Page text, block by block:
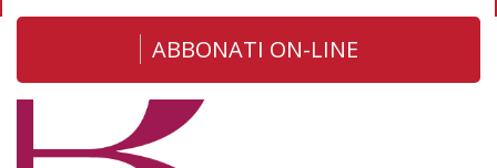
ABBONATI ON-LINE